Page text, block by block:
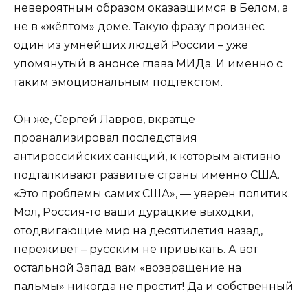
невероятным образом оказавшимся в Белом, а
не в «жёлтом» доме. Такую фразу произнёс
один из умнейших людей России – уже
упомянутый в анонсе глава МИДа. И именно с
таким эмоциональным подтекстом.
Он же, Сергей Лавров, вкратце
проанализировал последствия
антироссийских санкций, к которым активно
подталкивают развитые страны именно США.
«Это проблемы самих США», — уверен политик.
Мол, Россия-то ваши дурацкие выходки,
отодвигающие мир на десятилетия назад,
переживёт – русским не привыкать. А вот
остальной Запад вам «возвращение на
пальмы» никогда не простит! Да и собственный